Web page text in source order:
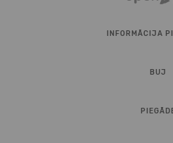
INFORMĀCIJA
BUJ